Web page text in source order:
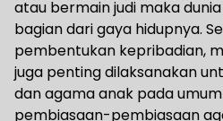
atau bermain judi maka
bagian dari gaya hidupnya.
pembentukan kepribadian,
juga penting dilaksanakan
dan agama anak pada
pembiasaan-pembiasaan